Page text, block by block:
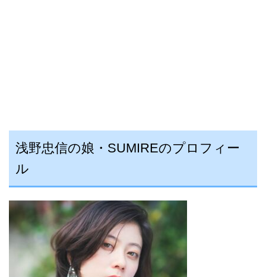
浅野忠信の娘・ SUMIREのプロフィー
ル